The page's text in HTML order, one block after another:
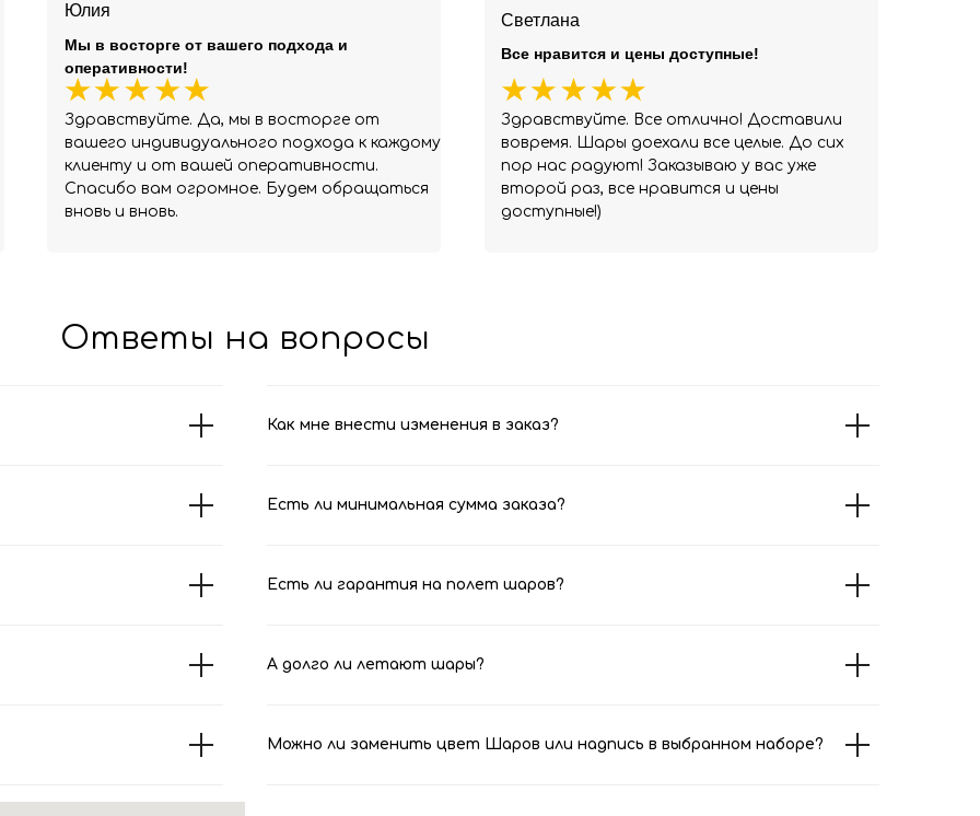
Юлия
Здравствуйте. Да, мы в восторге от
вашего индивидуального подхода к каждому
клиенту и от вашей оперативности.
Спасибо вам огромное. Будем обращаться
вновь и вновь.
Мы в восторге от вашего подхода и
оперативности!
Светлана
Здравствуйте. Все отлично! Доставили
вовремя. Шары доехали все целые. До сих
пор нас радуют! Заказываю у вас уже
второй раз, все нравится и цены
доступные!)
Все нравится и цены доступные!
Ответы на вопросы
Как мне внести изменения в заказ?
Есть ли минимальная сумма заказа?
Есть ли гарантия на полет шаров?
А долго ли летают шары?
Можно ли заменить цвет Шаров или надпись в выбранном наборе?